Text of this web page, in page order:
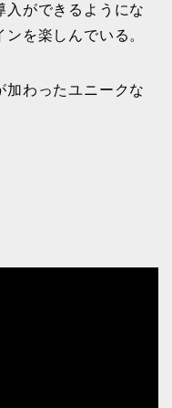
入ができるようにな
を楽しんでいる。
加わったユニークな